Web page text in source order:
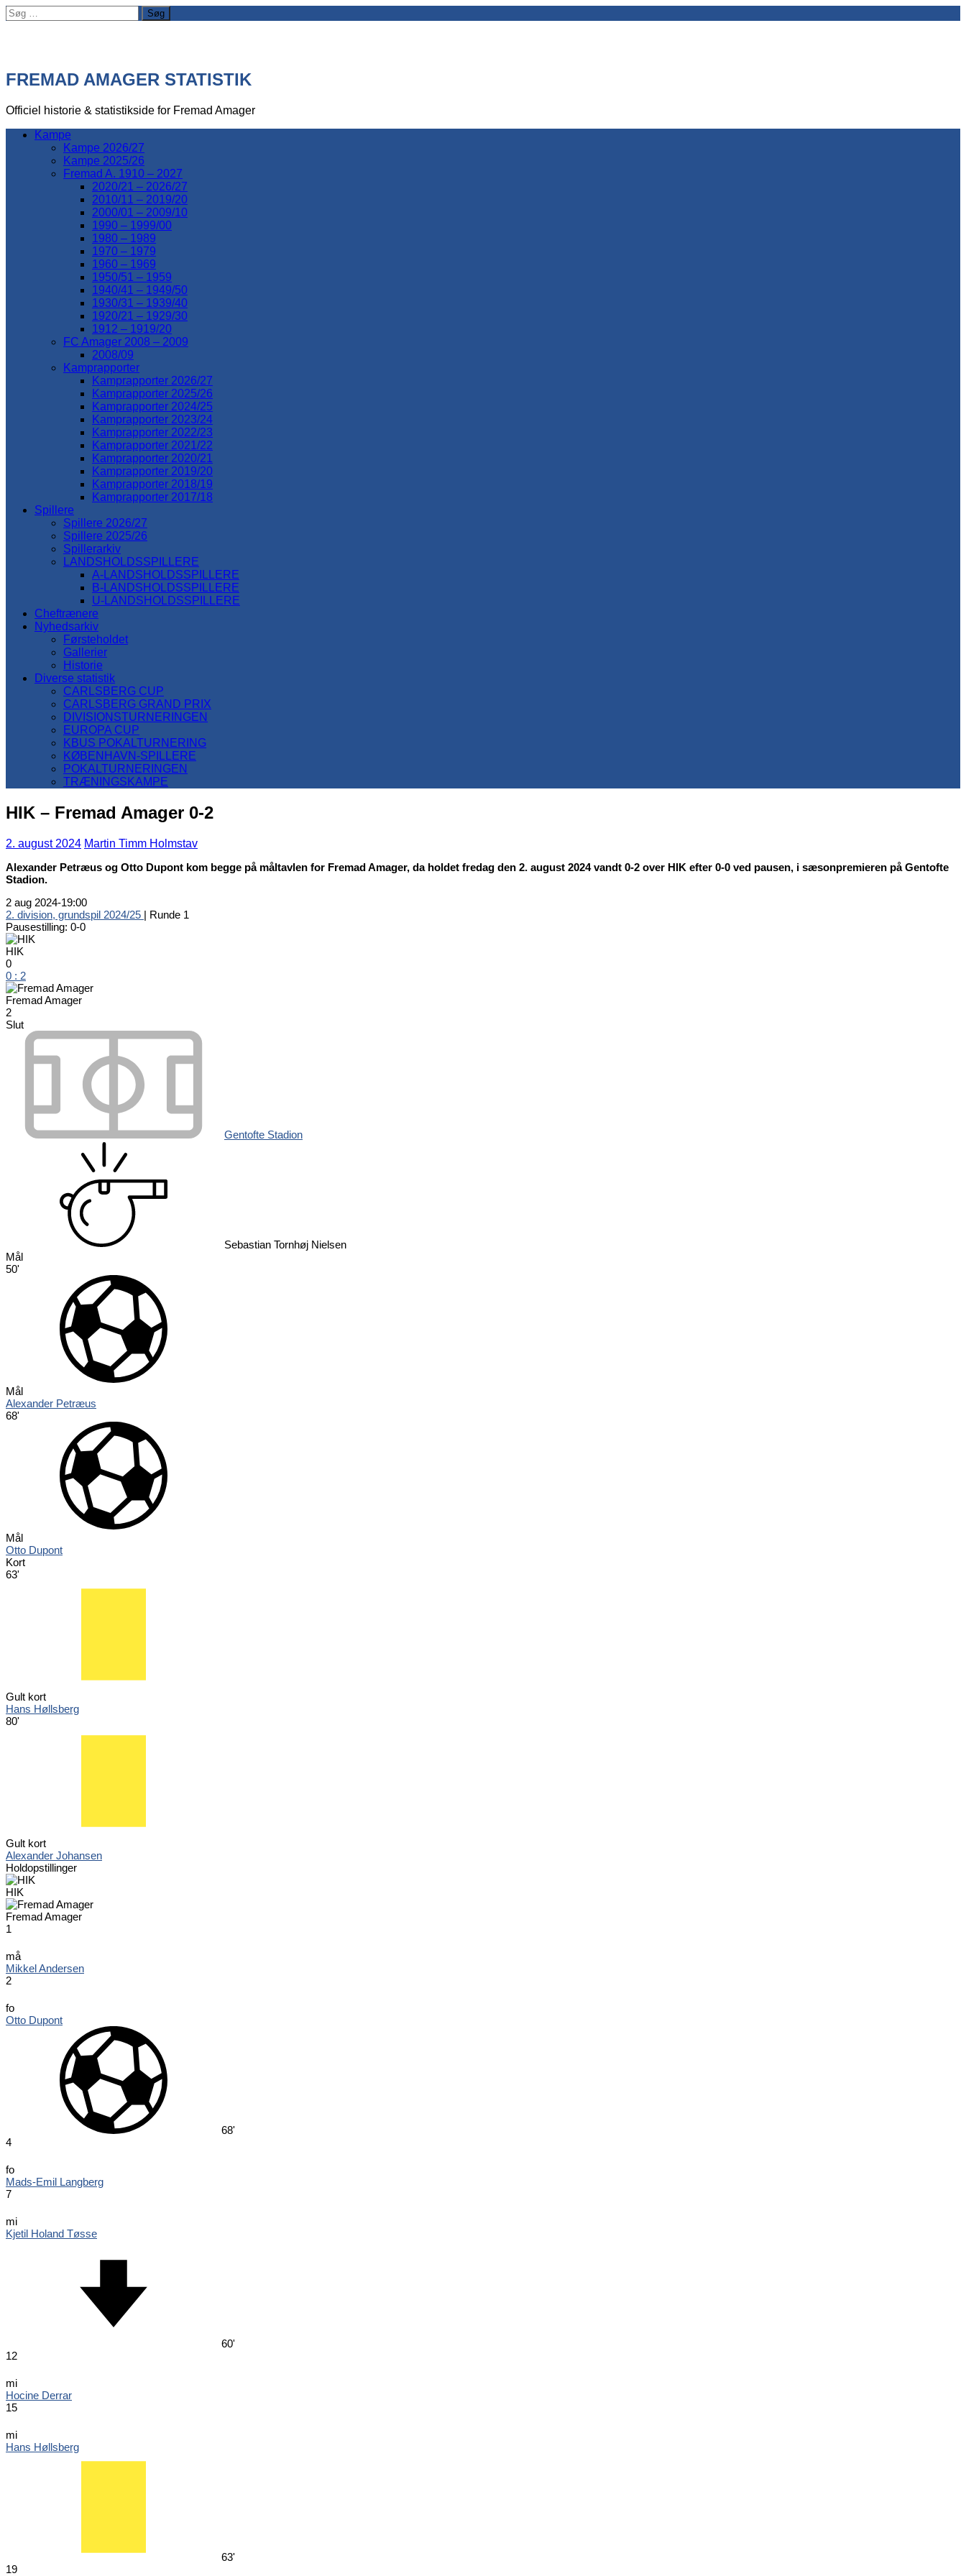
Søg
efter:
FREMAD AMAGER STATISTIK
Officiel historie & statistikside for Fremad Amager
Kampe
Kampe 2026/27
Kampe 2025/26
Fremad A. 1910 – 2027
2020/21 – 2026/27
2010/11 – 2019/20
2000/01 – 2009/10
1990 – 1999/00
1980 – 1989
1970 – 1979
1960 – 1969
1950/51 – 1959
1940/41 – 1949/50
1930/31 – 1939/40
1920/21 – 1929/30
1912 – 1919/20
FC Amager 2008 – 2009
2008/09
Kamprapporter
Kamprapporter 2026/27
Kamprapporter 2025/26
Kamprapporter 2024/25
Kamprapporter 2023/24
Kamprapporter 2022/23
Kamprapporter 2021/22
Kamprapporter 2020/21
Kamprapporter 2019/20
Kamprapporter 2018/19
Kamprapporter 2017/18
Spillere
Spillere 2026/27
Spillere 2025/26
Spillerarkiv
LANDSHOLDSSPILLERE
A-LANDSHOLDSSPILLERE
B-LANDSHOLDSSPILLERE
U-LANDSHOLDSSPILLERE
Cheftrænere
Nyhedsarkiv
Førsteholdet
Gallerier
Historie
Diverse statistik
CARLSBERG CUP
CARLSBERG GRAND PRIX
DIVISIONSTURNERINGEN
EUROPA CUP
KBUS POKALTURNERING
KØBENHAVN-SPILLERE
POKALTURNERINGEN
TRÆNINGSKAMPE
HIK – Fremad Amager 0-2
2. august 2024 Martin Timm Holmstav
Alexander Petræus og Otto Dupont kom begge på måltavlen for Fremad Amager, da holdet fredag den 2. august 2024 vandt 0-2 over HIK efter 0-0 ved pausen, i sæsonpremieren på Gentofte
Stadion.
2 aug 2024-19:00
2. division, grundspil 2024/25 | Runde 1
Pausestilling: 0-0
HIK
0
0 : 2
Fremad Amager
2
Slut
Gentofte Stadion
Sebastian Tornhøj Nielsen
Mål
50'
Mål
Alexander Petræus
68'
Mål
Otto Dupont
Kort
63'
Gult kort
Hans Høllsberg
80'
Gult kort
Alexander Johansen
Holdopstillinger
HIK
Fremad Amager
1
må
Mikkel Andersen
2
fo
Otto Dupont
68'
4
fo
Mads-Emil Langberg
7
mi
Kjetil Holand Tøsse
60'
12
mi
Hocine Derrar
15
mi
Hans Høllsberg
63'
19